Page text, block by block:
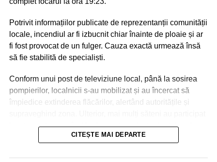
Potrivit informațiilor publicate de reprezentanții comunității
locale, incendiul ar fi izbucnit chiar înainte de ploaie și ar
fi fost provocat de un fulger. Cauza exactă urmează însă
să fie stabilită de specialiști.
Conform unui post de televiziune local, până la sosirea
pompierilor, localnicii s-au mobilizat și au încercat să
împiedice extinderea flăcărilor, alertând autoritățile și
la intervenție, punând la dispoziția salvatorilor tehnică
agricolă și transportând apă pentru stingerea incendiului.
CITEȘTE MAI DEPARTE